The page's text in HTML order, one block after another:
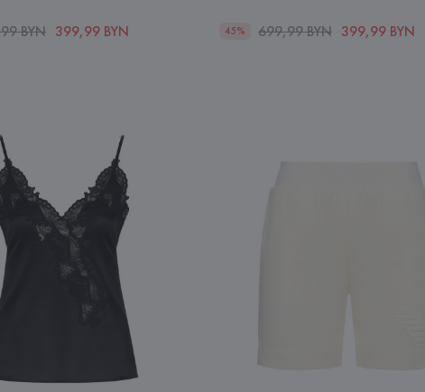
BYN 399,99 BYN 45% 699,99 BYN 399,99 BYN